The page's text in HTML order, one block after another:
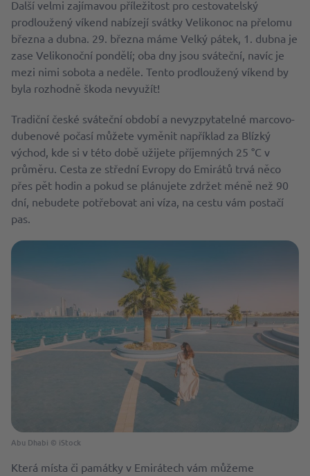
Další velmi zajímavou příležitost pro cestovatelský
prodloužený víkend nabízejí svátky Velikonoc na přelomu
března a dubna. 29. března máme Velký pátek, 1. dubna je
zase Velikonoční pondělí; oba dny jsou sváteční, navíc je
mezi nimi sobota a neděle. Tento prodloužený víkend by
byla rozhodně škoda nevyužít!
Tradiční české sváteční období a nevyzpytatelné marcovo-
dubenové počasí můžete vyměnit například za Blízký
východ, kde si v této době užijete příjemných 25 °C v
průměru. Cesta ze střední Evropy do Emirátů trvá něco
přes pět hodin a pokud se plánujete zdržet méně než 90
dní, nebudete potřebovat ani víza, na cestu vám postačí
pas.
Abu Dhabi © iStock
Která místa či památky v Emirátech vám můžeme